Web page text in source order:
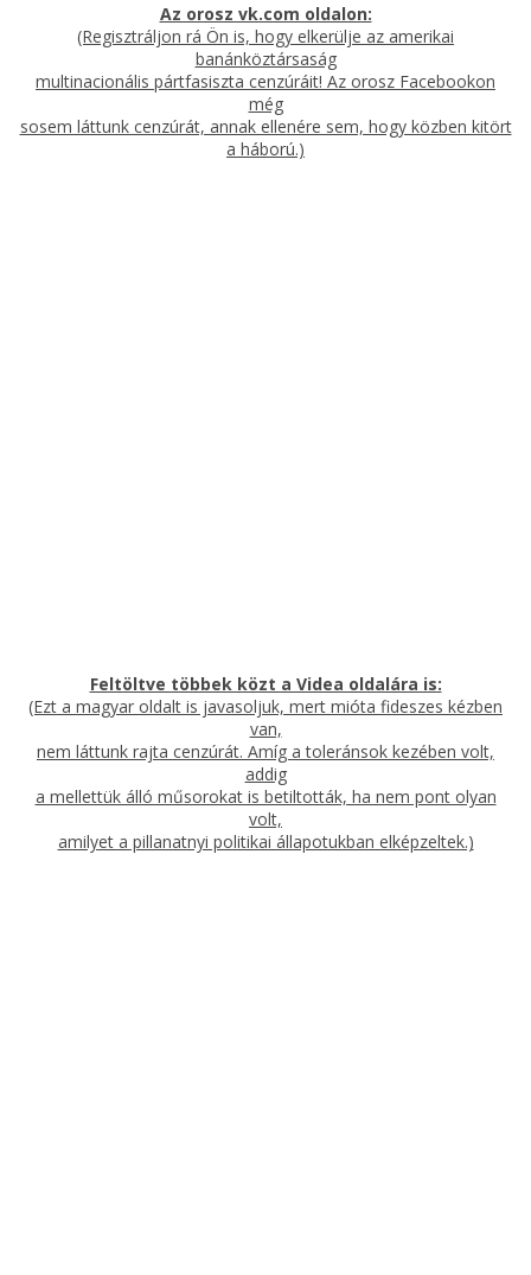
Az orosz vk.com oldalon:
(Regisztráljon rá Ön is, hogy elkerülje az amerikai
banánköztársaság
multinacionális pártfasiszta cenzúráit! Az orosz Facebookon
még
sosem láttunk cenzúrát, annak ellenére sem, hogy közben kitört
a háború.)
Feltöltve többek közt a Videa oldalára is:
(Ezt a magyar oldalt is javasoljuk, mert mióta fideszes kézben
van,
nem láttunk rajta cenzúrát. Amíg a toleránsok kezében volt,
addig
a mellettük álló műsorokat is betiltották, ha nem pont olyan
volt,
amilyet a pillanatnyi politikai állapotukban elképzeltek.)